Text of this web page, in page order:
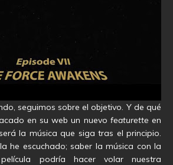
seguimos sobre el objetivo. Y de qué
en su web un nuevo featurette en
la música que siga tras el principio.
he escuchado; saber la música con la
podría hacer volar nuestra